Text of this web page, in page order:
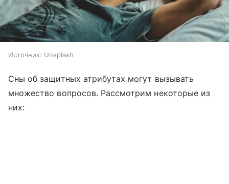
Источник: Unsplash
Сны об защитных атрибутах могут вызывать
множество вопросов. Рассмотрим некоторые из
них: